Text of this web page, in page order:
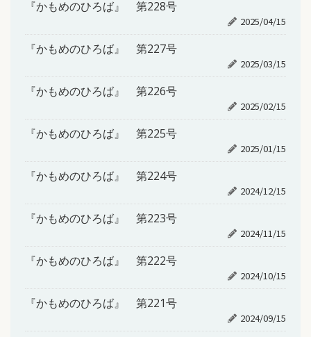
『かもめのひろば』 第228号
2025/04/15
『かもめのひろば』 第227号
2025/03/15
『かもめのひろば』 第226号
2025/02/15
『かもめのひろば』 第225号
2025/01/15
『かもめのひろば』 第224号
2024/12/15
『かもめのひろば』 第223号
2024/11/15
『かもめのひろば』 第222号
2024/10/15
『かもめのひろば』 第221号
2024/09/15